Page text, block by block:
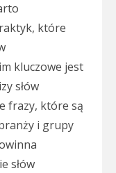
które
kluczowe jest
słów
frazy, które są
i grupy
słów